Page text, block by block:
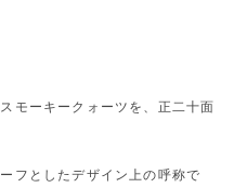
モーキークォーツを、正二十面
フとしたデザイン上の呼称で